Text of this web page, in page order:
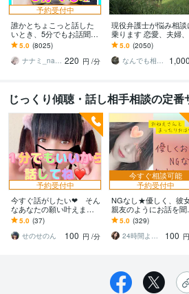
予約受付中
誰かとちょこっと話した
いとき、5分でもお話聞き
ます 疲れた～、でもカウ
ンセリングじゃない、な
んとなく雑談聞いて～
5.0 (8025)
ナナミ_nanami 220 円 /分
現役弁護士が悩み相談
乗ります 恋愛、夫婦、
校、会社、お金，単なる
愚痴など何でもOK！
5.0 (2050)
なんでも相談員
1,000
じっくり傾聴・話し相手相談の定番
予約受付中
今すぐ話がしたい❤ そん
なあなたの願い叶えます
女性も大歓迎〇秘密厳守
〇どんな話でも聞きます
5.0 (37)
せのせのん
100 円 /分
今すぐ相談可能
予約受付中
NGなし★優しく、彼
親友のようにお話を聞
ます NGなし♪悩み相談
談/恋愛相談/仕事/愚痴/性
の悩み
5.0 (329)
24時間よりそいます＠ゆき☃️
100 円